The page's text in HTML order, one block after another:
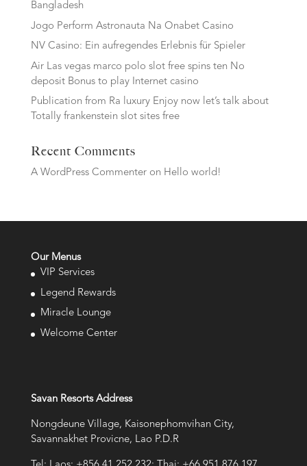
Bangladesh
Jogo Perform Astronauta Na Onabet Casino
NV Casino: Ein aufregendes Erlebnis für Spieler
Air Las vegas marco polo slot free spins ten No
deposit Bonus to play Internet casino
Publication from Ra luxury Enjoy now let’s talk about
Totally frankenstein slot sites free
Recent Comments
A WordPress Commenteron Hello world!
Our Menus
VIP Services
Legend Rewards
Miracle Lounge
Welcome Center
Savan Resorts Address
Nongdeune Village, Kaisonephomvihan City,
Savannakhet Provicne, Lao P.D.R